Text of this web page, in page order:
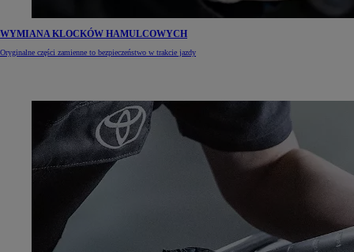
WYMIANA KLOCKÓW HAMULCOWYCH
Oryginalne części zamienne to bezpieczeństwo w trakcie jazdy